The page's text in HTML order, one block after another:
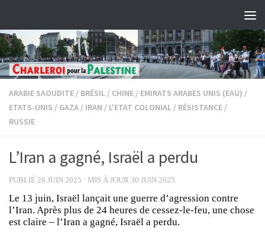
ARABIE SAOUDITE / BRÉSIL / CHINE / EMIRATS ARABES UNIS (EAU) /
ETATS-UNIS / GAZA / IRAN / L'ETAT COLONIAL / RÉSISTANCE /
RUSSIE
L’Iran a gagné, Israël a perdu
PUBLIÉ 26 JUIN 2025 · MIS À JOUR 30 JUIN 2025
Le 13 juin, Israël lançait une guerre d’agression contre
l’Iran. Après plus de 24 heures de cessez-le-feu, une chose
est claire – l’Iran a gagné, Israël a perdu.